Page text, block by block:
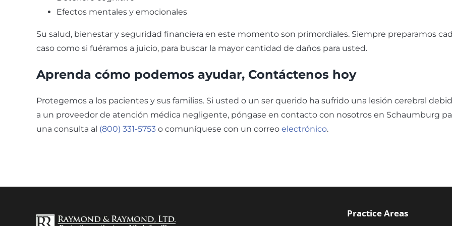
Efectos mentales y emocionales
Su salud, bienestar y seguridad financiera en este momento son primordiales. Siempre preparamos
caso como si fuéramos a juicio, para buscar la mayor cantidad de daños para usted.
Aprenda cómo podemos ayudar, Contáctenos hoy
Protegemos a los pacientes y sus familias. Si usted o un ser querido ha sufrido una lesión cerebral
a un proveedor de atención médica negligente, póngase en contacto con nosotros en Schaumburg
una consulta al (800) 331-5753 o comuníquese con un correo electrónico.
Practice Areas